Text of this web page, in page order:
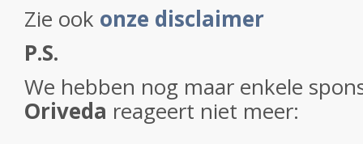
Zie ook onze disclaimer
P.S.
We hebben nog maar enkele
Oriveda reageert niet meer: